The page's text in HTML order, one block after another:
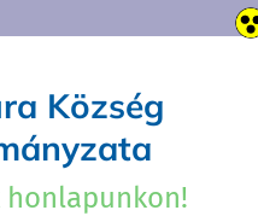
Község
honlapunkon!